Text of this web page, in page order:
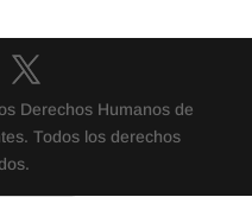
Derechos Humanos de
Todos los derechos